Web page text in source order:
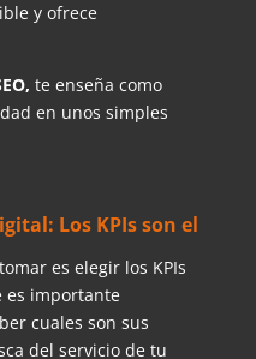
y ofrece
te enseña como
en unos simples
Los KPIs son el
es elegir los KPIs
es importante
cuales son sus
del servicio de tu